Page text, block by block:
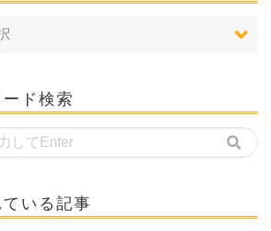
ド検索
いる記事